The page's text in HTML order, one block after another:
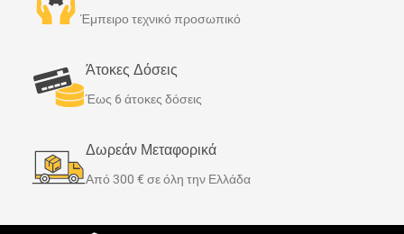
Έμπειρο τεχνικό προσωπικό
Άτοκες Δόσεις
Έως 6 άτοκες δόσεις
Δωρεάν Μεταφορικά
Από 300 € σε όλη την Ελλάδα